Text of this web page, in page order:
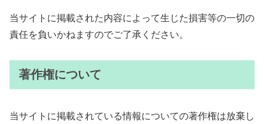
当サイトに掲載された内容によって生じた損害等の一切の
責任を負いかねますのでご了承ください。
著作権について
当サイトに掲載されている情報についての著作権は放棄し